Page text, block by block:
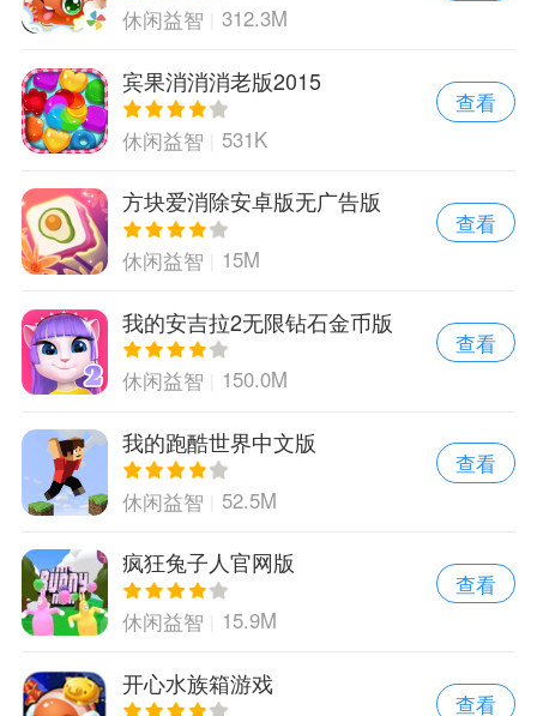
休闲益智 312.3M
宾果消消消老版2015
休闲益智 531K
查看
方块爱消除安卓版无广告版
休闲益智 15M
查看
我的安吉拉2无限钻石金币版
休闲益智 150.0M
查看
我的跑酷世界中文版
休闲益智 52.5M
查看
疯狂兔子人官网版
休闲益智 15.9M
查看
开心水族箱游戏
查看